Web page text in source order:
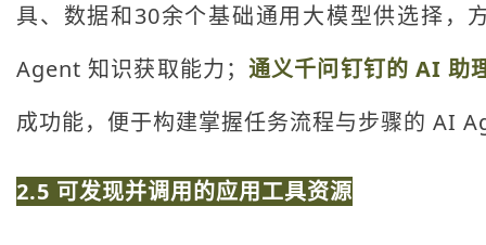
具、数据和30余个基础通用大模型供选择，
Agent 知识获取能力； 通义千问钉钉的 AI 助
成功能，便于构建掌握任务流程与步骤的 AI
2.5 可发现并调用的应用工具资源